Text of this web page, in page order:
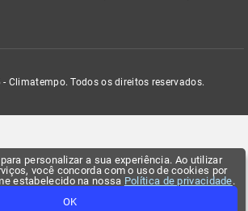
personalizar a sua experiência. Ao utilizar
você concorda com o uso de cookies por
estabelecido na nossa Política de privacidade.
OK
Climatempo. Todos os direitos reservados.